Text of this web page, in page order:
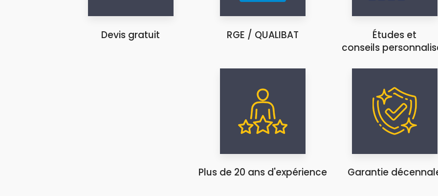
Devis gratuit RGE / QUALIBAT
Études et
conseils
Plus de 20 ans d'expérience Garantie